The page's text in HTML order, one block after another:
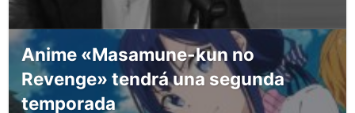
Anime «Masamune-kun no
Revenge» tendrá una segunda
temporada